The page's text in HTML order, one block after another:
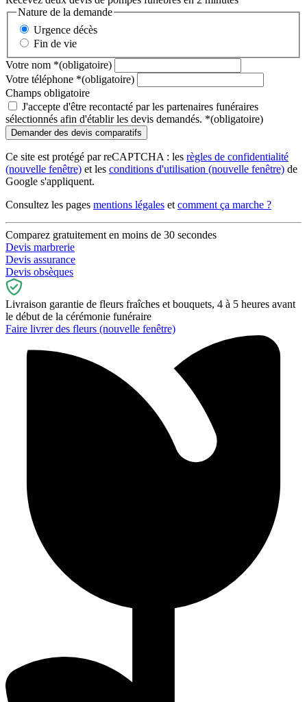
Nature de la demande
Urgence décès
Fin de vie
Votre nom *(obligatoire)
Votre téléphone *(obligatoire)
Champs obligatoire
J'accepte d'être recontacté par les partenaires funéraires
sélectionnés afin d'établir les devis demandés. *(obligatoire)
Ce site est protégé par reCAPTCHA : les règles de confidentialité
(nouvelle fenêtre) et les conditions d'utilisation (nouvelle fenêtre) de
Google s'appliquent.
Consultez les pages mentions légales et comment ça marche ?
Comparez gratuitement en moins de 30 secondes
Devis marbrerie
Devis assurance
Devis obsèques
Livraison garantie de fleurs fraîches et bouquets, 4 à 5 heures avant
le début de la cérémonie funéraire
Faire livrer des fleurs (nouvelle fenêtre)